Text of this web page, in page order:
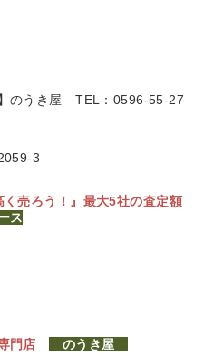
】のうき屋TEL：0596-55-27
3
売ろう！』 最大5社の査定額
ス
門店 のうき屋